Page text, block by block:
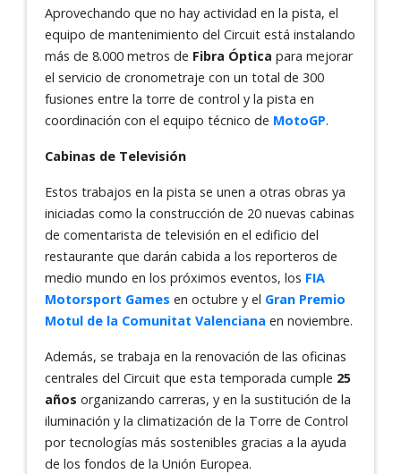
Aprovechando que no hay actividad en la pista, el
equipo de mantenimiento del Circuit está instalando
más de 8.000 metros de Fibra Óptica para mejorar
el servicio de cronometraje con un total de 300
fusiones entre la torre de control y la pista en
coordinación con el equipo técnico de MotoGP.
Cabinas de Televisión
Estos trabajos en la pista se unen a otras obras ya
iniciadas como la construcción de 20 nuevas cabinas
de comentarista de televisión en el edificio del
restaurante que darán cabida a los reporteros de
medio mundo en los próximos eventos, los FIA
Motorsport Games en octubre y el Gran Premio
Motul de la Comunitat Valenciana en noviembre.
Además, se trabaja en la renovación de las oficinas
centrales del Circuit que esta temporada cumple 25
años organizando carreras, y en la sustitución de la
iluminación y la climatización de la Torre de Control
por tecnologías más sostenibles gracias a la ayuda
de los fondos de la Unión Europea.